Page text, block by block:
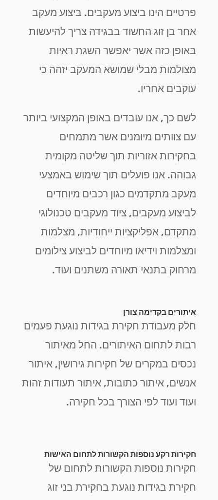
פרטיים הינו ביצוע מעקבים. ביצוע מעקב
אחר בן זוג החשוד בבגידה צריך להיעשות
באופן כזה אשר יאפשר השגת ראיות
מצולמות מבלי שמושא המעקב יזהה כי
עוקבים אחריו.
לשם כך, אנו עובדים באופן המקצועי ביותר
עם צוותים מיומנים אשר מתמחים
בחקירות אזוריות תוך שליטה מקומית
גבוהה. אנו פועלים תוך שימוש באמצעי
מעקב מתקדמים כגון רכבים מיוחדים
לביצוע מעקבים, ציוד מעקבים טכנולוגי
מתקדם, אפליקציות ייחודיות, מצלמות
ומצלמות וידיאו מיוחדים לביצוע צילומים
מרחוק בתנאי תאורה משתנים ועוד.
איתורים בקדימה צורן
חלק מעבודת חקירת בגידות נוגעת פעמים
רבות לתחום האיתורים. החל מאיתור
נכסים במקרים של חקירות גירושין, איתור
אנשים, איתור כתובות, איתור תעודות זהות
ועוד ועוד לפי הצורך בכל חקירה.
חקירות רקע נוספות הקשורות לתחום האישות
חקירות נוספות הקשורות לתחום של
חקירת בגידות נוגעת בחקירת בני זוג